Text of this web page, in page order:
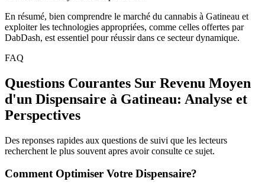
En résumé, bien comprendre le marché du cannabis à Gatineau et
exploiter les technologies appropriées, comme celles offertes par
DabDash, est essentiel pour réussir dans ce secteur dynamique.
FAQ
Questions Courantes Sur Revenu Moyen
d'un Dispensaire à Gatineau: Analyse et
Perspectives
Des reponses rapides aux questions de suivi que les lecteurs
recherchent le plus souvent apres avoir consulte ce sujet.
Comment Optimiser Votre Dispensaire?